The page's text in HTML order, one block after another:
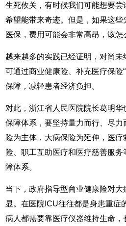
生死攸关，有时候我们可能想要尝
希望能带来奇迹。但是，如果这些
医保，费用可能会非常高昂，该怎
越来越多的实践已经证明，对尚未
可通过商业健康险、补充医疗保险
保障，减轻患者经济负担。
对此，浙江省人民医院院长葛明
保障体系，要坚持量力而行、尽
险为主体，大病保险为延伸，医
险、职工互助医疗和医疗慈善服
障体系。
当下，政府指导型商业健康险对
显。在医院ICU往往都是身患重症
病人都需要靠医疗仪器维持生命